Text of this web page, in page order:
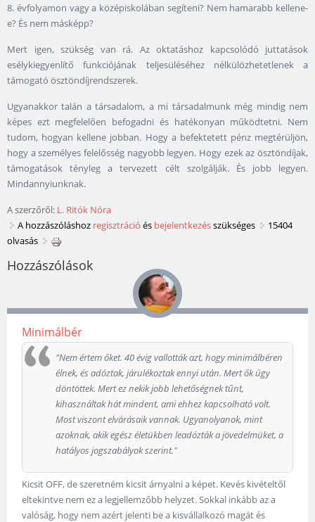
8. évfolyamon vagy a középiskolában segíteni? Nem hamarabb kellene-
e? És nem másképp?
Mert igen, szükség van rá. Az oktatáshoz kapcsolódó juttatások
esélykiegyenlítő funkciójának teljesüléséhez nélkülözhetetlenek a
támogató ösztöndíjrendszerek.
Ugyanakkor talán a társadalom, a mi társadalmunk még mindig nem
képes ezt megfelelően befogadni és hatékonyan működtetni. Nem
tudom, hogyan kellene jobban. Hogy a befektetett pénz megtérüljön,
hogy a személyes felelősség nagyobb legyen. Hogy ezek az ösztöndíjak,
támogatások tényleg a tervezett célt szolgálják. És jobb legyen.
Mindannyiunknak.
A szerzőről: L. Ritók Nóra
A hozzászóláshoz regisztráció és bejelentkezésszükséges
15404
olvasás
Hozzászólások
Minimálbér
"Nem értem őket. 40 évig vallották azt, hogy minimálbéren
élnek, és adóztak, járulékoztak ennyi után. Mert ők úgy
döntöttek. Mert ez nekik jobb lehetőségnek tűnt,
kihasználtak hát mindent, ami ehhez kapcsolható volt.
Most viszont elvárásaik vannak. Ugyanolyanok, mint
azoknak, akik egész életükben leadózták a jövedelmüket, a
hatályos jogszabályok szerint."
Kicsit OFF, de szeretném kicsit árnyalni a képet. Kevés kivételtől
eltekintve nem ez a legjellemzőbb helyzet. Sokkal inkább az a
valóság, hogy nem azért jelenti be a kisvállalkozó magát és